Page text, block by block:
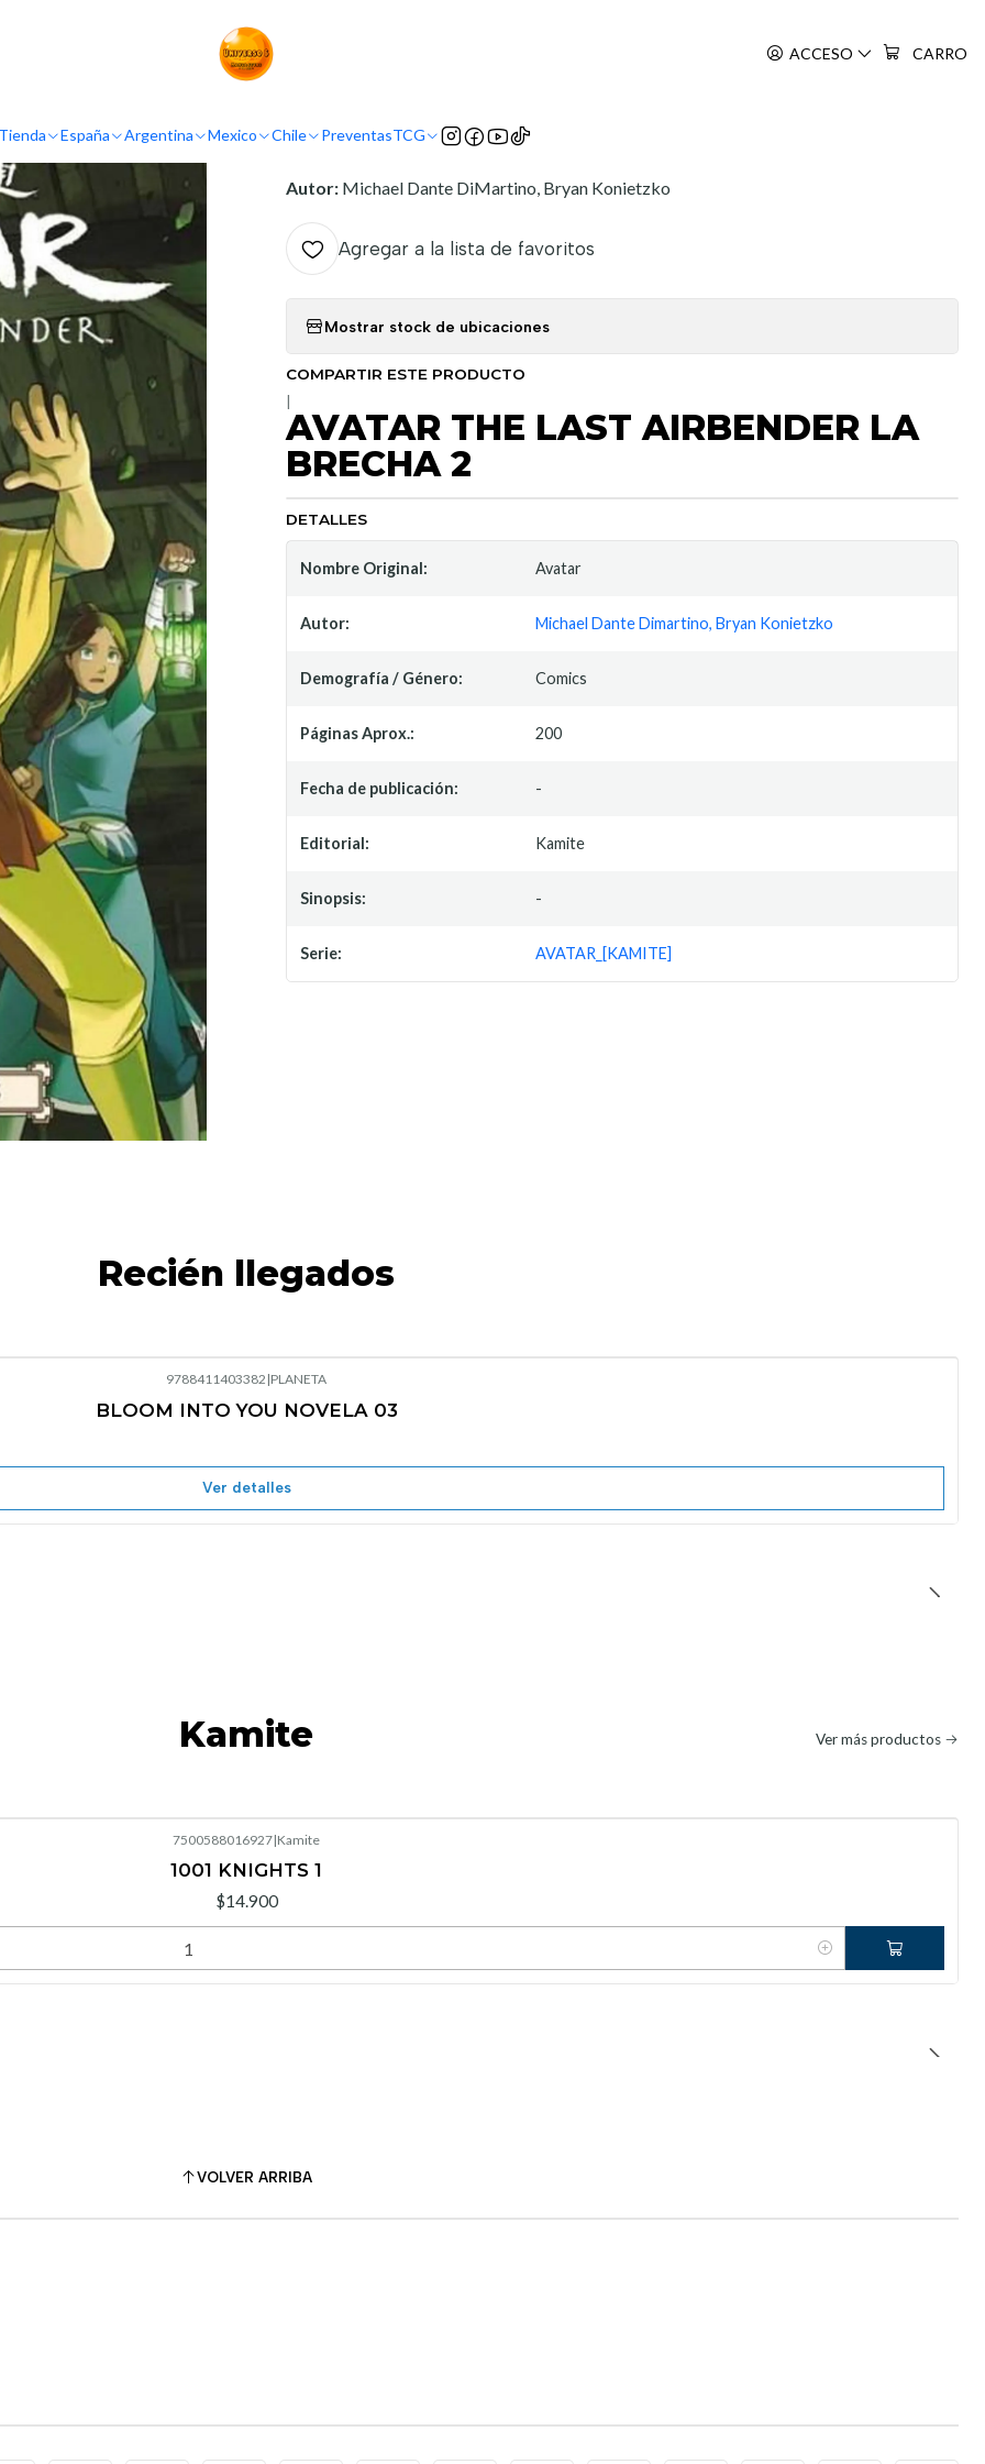
ACCESO CARRO
Tienda España Argentina Mexico Chile PreventasTCG
Nombre original:Avatar
Autor: Michael Dante DiMartino, Bryan Konietzko
Agregar a la lista de favoritos
Mostrar stock de ubicaciones
COMPARTIR ESTE PRODUCTO
AVATAR THE LAST AIRBENDER LA
BRECHA 2
DETALLES
Nombre Original: Avatar
Autor: Michael Dante Dimartino, Bryan Konietzko
Demografía / Género: Comics
Páginas Aprox.: 200
Fecha de publicación: -
Editorial: Kamite
Sinopsis: -
Serie: AVATAR_[KAMITE]
Recién llegados
9788411403382 |PLANETA
BLOOM INTO YOU NOVELA 03
Ver detalles
Kamite Ver más productos
7500588016927|Kamite
1001 KNIGHTS 1
$14.900
VOLVER ARRIBA